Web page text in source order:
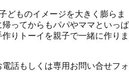
どものイメージを大きく膨らま
ってからもパパやママといっぱ
りトーイを親子で一緒に作りま
話もしくは専用お問い合せフォ